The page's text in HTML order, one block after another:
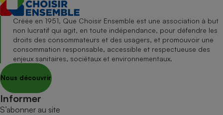
Créée en 1951, Que Choisir Ensemble est une association à but
non lucratif qui agit, en toute indépendance, pour défendre les
droits des consommateurs et des usagers, et promouvoir une
consommation responsable, accessible et respectueuse des
enjeux sanitaires, sociétaux et environnementaux.
Nous découvrir
Informer
S’abonner au site